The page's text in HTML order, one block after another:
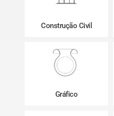
Construção Civil
Gráfico